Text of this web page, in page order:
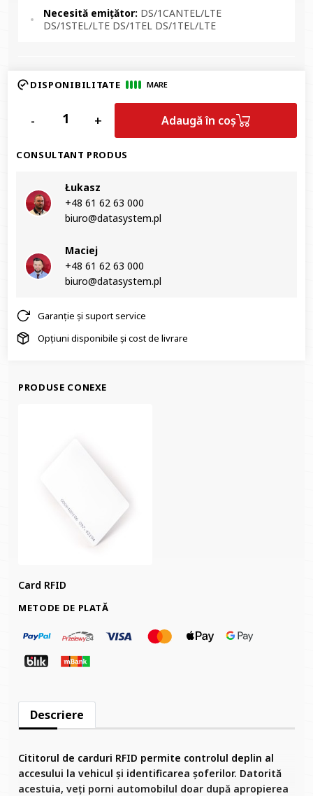
Necesită emițător: DS/1CANTEL/LTE
DS/1STEL/LTE DS/1TEL DS/1TEL/LTE
DISPONIBILITATE MARE
- + Adaugă în coș
CONSULTANT PRODUS
Łukasz
+48 61 62 63 000‬
biuro@datasystem.pl
Maciej
+48 61 62 63 000‬
biuro@datasystem.pl
Garanție și suport service
Opțiuni disponibile și cost de livrare
PRODUSE CONEXE
Card RFID
METODE DE PLATĂ
Descriere
Cititorul de carduri RFID permite controlul deplin al
accesului la vehicul și identificarea șoferilor. Datorită
acestuia, veți porni automobilul doar după apropierea